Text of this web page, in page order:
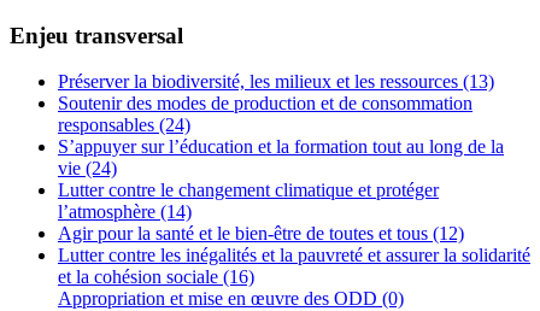
Enjeu transversal
Préserver la biodiversité, les milieux et les ressources (13)
Soutenir des modes de production et de consommation
responsables (24)
S’appuyer sur l’éducation et la formation tout au long de la
vie (24)
Lutter contre le changement climatique et protéger
l’atmosphère (14)
Agir pour la santé et le bien-être de toutes et tous (12)
Lutter contre les inégalités et la pauvreté et assurer la solidarité
et la cohésion sociale (16)
Appropriation et mise en œuvre des ODD (0)